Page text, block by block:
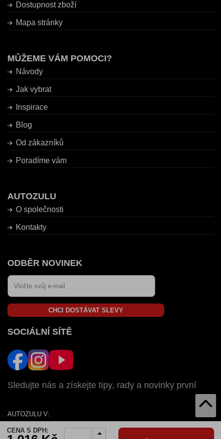
CENA S DPH:
Dostupnost zboží
Mapa stránky
MŮŽEME VÁM POMOCI?
Návody
Jak vybrat
Inspirace
Blog
Od zákazníků
Poradíme vám
AUTOZULU
O společnosti
Kontakty
ODBĚR NOVINEK
CHCI DOSTÁVAT SLEVY
SOCIÁLNÍ SÍTĚ
Sledujte nás a získejte tipy, rady a novinky první
AUTOZULU V:
SKCZ ROBG